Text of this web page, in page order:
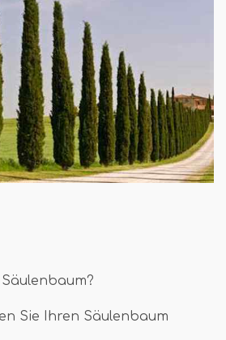
Sie Ihren Säulenbaum